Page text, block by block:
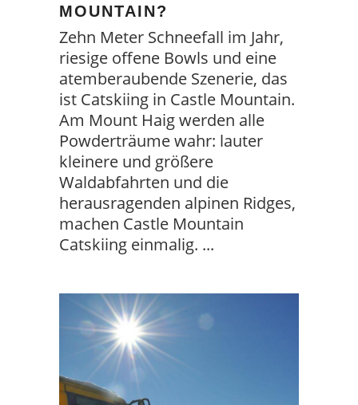
MOUNTAIN?
Zehn Meter Schneefall im Jahr,
riesige offene Bowls und eine
atemberaubende Szenerie, das
ist Catskiing in Castle Mountain.
Am Mount Haig werden alle
Powderträume wahr: lauter
kleinere und größere
Waldabfahrten und die
herausragenden alpinen Ridges,
machen Castle Mountain
Catskiing einmalig.